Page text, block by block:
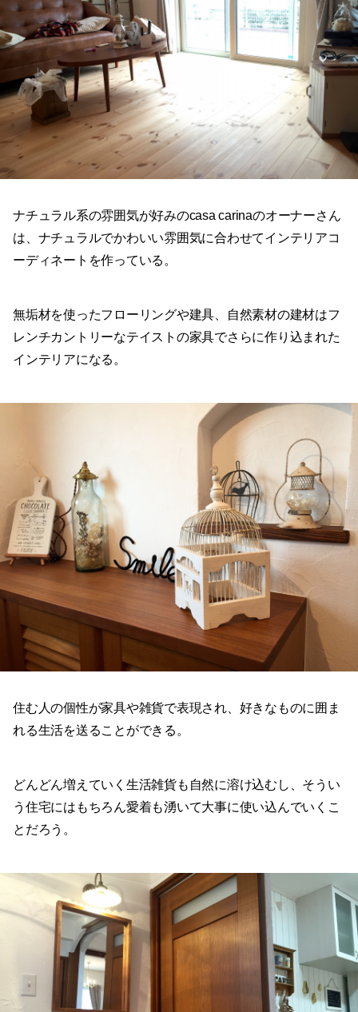
ナチュラル系の雰囲気が好みのcasa carinaのオーナーさん
は、ナチュラルでかわいい雰囲気に合わせてインテリアコ
ーディネートを作っている。
無垢材を使ったフローリングや建具、自然素材の建材はフ
レンチカントリーなテイストの家具でさらに作り込まれた
インテリアになる。
住む人の個性が家具や雑貨で表現され、好きなものに囲ま
れる生活を送ることができる。
どんどん増えていく生活雑貨も自然に溶け込むし、そうい
う住宅にはもちろん愛着も湧いて大事に使い込んでいくこ
とだろう。